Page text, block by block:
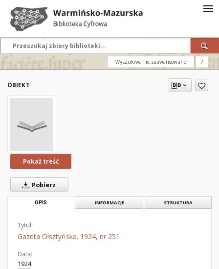
Wyszukiwanie zaawansowane ?
OBIEKT
Pokaż treść
Pobierz
OPIS INFORMACJE STRUKTURA
Tytuł:
Gazeta Olsztyńska. 1924, nr 251
Data:
1924